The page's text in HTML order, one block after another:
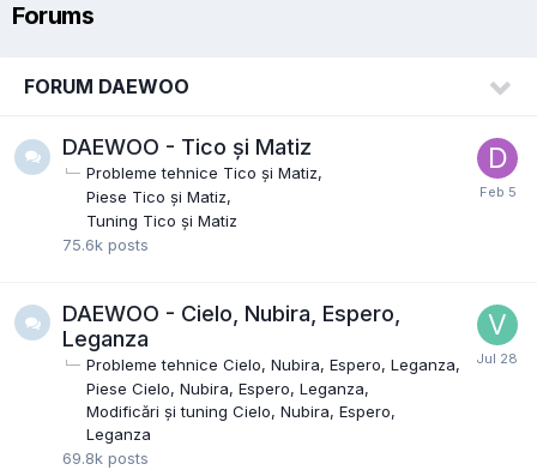
Forums
FORUM DAEWOO
DAEWOO - Tico și Matiz
Probleme tehnice Tico și Matiz
Piese Tico și Matiz
Tuning Tico și Matiz
75.6k posts
DAEWOO - Cielo, Nubira, Espero,
Leganza
Probleme tehnice Cielo, Nubira, Espero, Leganza
Piese Cielo, Nubira, Espero, Leganza
Modificări și tuning Cielo, Nubira, Espero,
Leganza
69.8k posts